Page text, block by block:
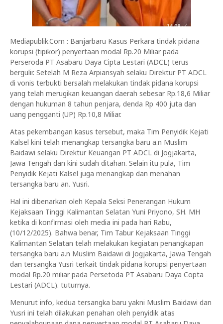
Mediapublik.Com : Banjarbaru Kasus Perkara tindak pidana
korupsi (tipikor) penyertaan modal Rp.20 Miliar pada
Perseroda PT Asabaru Daya Cipta Lestari (ADCL) terus
bergulir. Setelah M Reza Arpiansyah selaku Direktur PT ADCL
di vonis terbukti bersalah melakukan tindak pidana korupsi
yang telah merugikan keuangan daerah sebesar Rp.18,6 Miliar
dengan hukuman 8 tahun penjara, denda Rp 400 juta dan
uang pengganti (UP) Rp.10,8 Miliar.
Atas pekembangan kasus tersebut, maka Tim Penyidik Kejati
Kalsel kini telah menangkap tersangka baru a.n Muslim
Baidawi selaku Direktur Keuangan PT ADCL di Jogjakarta,
Jawa Tengah dan kini sudah ditahan. Selain itu pula, Tim
Penyidik Kejati Kalsel juga menangkap dan menahan
tersangka baru an. Yusri.
Hal ini dibenarkan oleh Kepala Seksi Penerangan Hukum
Kejaksaan Tinggi Kalimantan Selatan Yuni Priyono, SH. MH
ketika di konfirmasi oleh media ini pada hari Rabu,
(10/12/2025). Bahwa benar, Tim Tabur Kejaksaan Tinggi
Kalimantan Selatan telah melakukan kegiatan penangkapan
tersangka baru a.n Muslim Baidawi di Jogjakarta, Jawa Tengah
dan tersangka Yusri terkait tindak pidana korupsi penyertaan
modal Rp.20 miliar pada Persetoda PT Asabaru Daya Copta
Lestari (ADCL). tuturnya.
Menurut info, kedua tersangka baru yakni Muslim Baidawi dan
Yusri ini telah dilakukan penahan oleh penyidik atas